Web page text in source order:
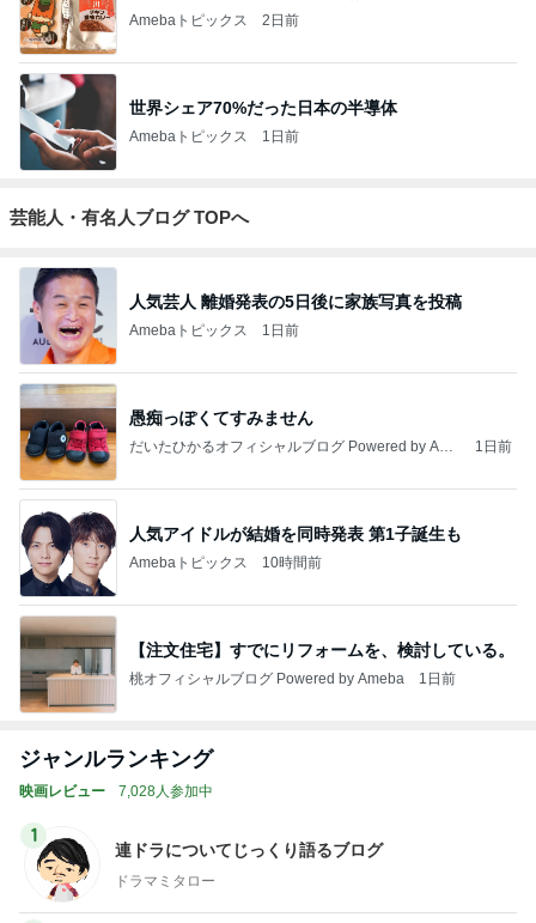
Amebaトピックス 2日前
世界シェア70%だった日本の半導体
Amebaトピックス 1日前
芸能人・有名人ブログ TOPへ
人気芸人 離婚発表の5日後に家族写真を投稿
Amebaトピックス 1日前
愚痴っぽくてすみません
だいたひかるオフィシャルブログ Powered by Ame
1日前
人気アイドルが結婚を同時発表 第1子誕生も
Amebaトピックス 10時間前
【注文住宅】すでにリフォームを、検討している。
桃オフィシャルブログ Powered by Ameba 1日前
ジャンルランキング
映画レビュー 7,028人参加中
1
連ドラについてじっくり語るブログ
ドラマミタロー